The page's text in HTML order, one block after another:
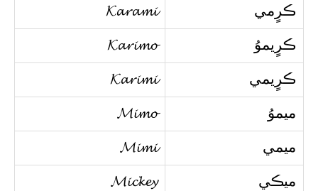
ڪرٍمي 𝓚𝓪𝓻𝓪𝓶𝓲
ڪرٍيموُ 𝓚𝓪𝓻𝓲𝓶𝓸
ڪرٍيمي 𝓚𝓪𝓻𝓲𝓶𝓲
ميموُ 𝓜𝓲𝓶𝓸
ميمي 𝓜𝓲𝓶𝓲
ميڪي 𝓜𝓲𝓬𝓴𝓮𝔂